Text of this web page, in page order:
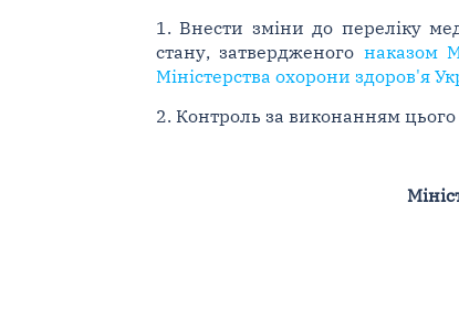
1. Внести зміни до переліку
стану, затвердженого наказом
Міністерства охорони здоров'я
2. Контроль за виконанням